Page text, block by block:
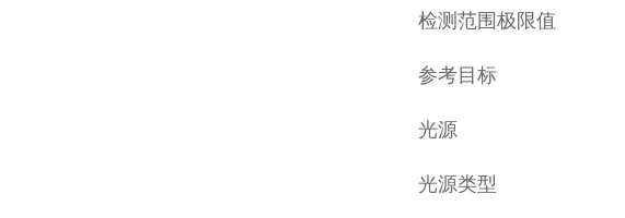
检测范围极限值
参考目标
光源
光源类型